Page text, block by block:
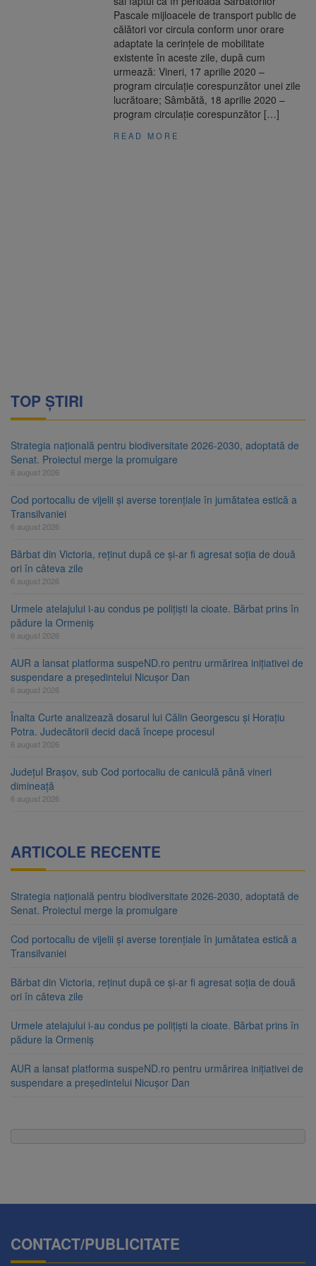
Pascale mijloacele de transport public de
călători vor circula conform unor orare
adaptate la cerințele de mobilitate
existente în aceste zile, după cum
urmează: Vineri, 17 aprilie 2020 –
program circulație corespunzător unei zile
lucrătoare; Sâmbătă, 18 aprilie 2020 –
program circulație corespunzător […]
READ MORE
TOP ȘTIRI
Strategia națională pentru biodiversitate 2026-2030, adoptată de
Senat. Proiectul merge la promulgare
6 august 2026
Cod portocaliu de vijelii și averse torențiale în jumătatea estică a
Transilvaniei
6 august 2026
Bărbat din Victoria, reținut după ce și-ar fi agresat soția de două
ori în câteva zile
6 august 2026
Urmele atelajului i-au condus pe polițiști la cioate. Bărbat prins în
pădure la Ormeniș
6 august 2026
AUR a lansat platforma suspeND.ro pentru urmărirea inițiativei de
suspendare a președintelui Nicușor Dan
6 august 2026
Înalta Curte analizează dosarul lui Călin Georgescu și Horațiu
Potra. Judecătorii decid dacă începe procesul
6 august 2026
Județul Brașov, sub Cod portocaliu de caniculă până vineri
dimineață
6 august 2026
ARTICOLE RECENTE
Strategia națională pentru biodiversitate 2026-2030, adoptată de
Senat. Proiectul merge la promulgare
Cod portocaliu de vijelii și averse torențiale în jumătatea estică a
Transilvaniei
Bărbat din Victoria, reținut după ce și-ar fi agresat soția de două
ori în câteva zile
Urmele atelajului i-au condus pe polițiști la cioate. Bărbat prins în
pădure la Ormeniș
AUR a lansat platforma suspeND.ro pentru urmărirea inițiativei de
suspendare a președintelui Nicușor Dan
CONTACT/PUBLICITATE